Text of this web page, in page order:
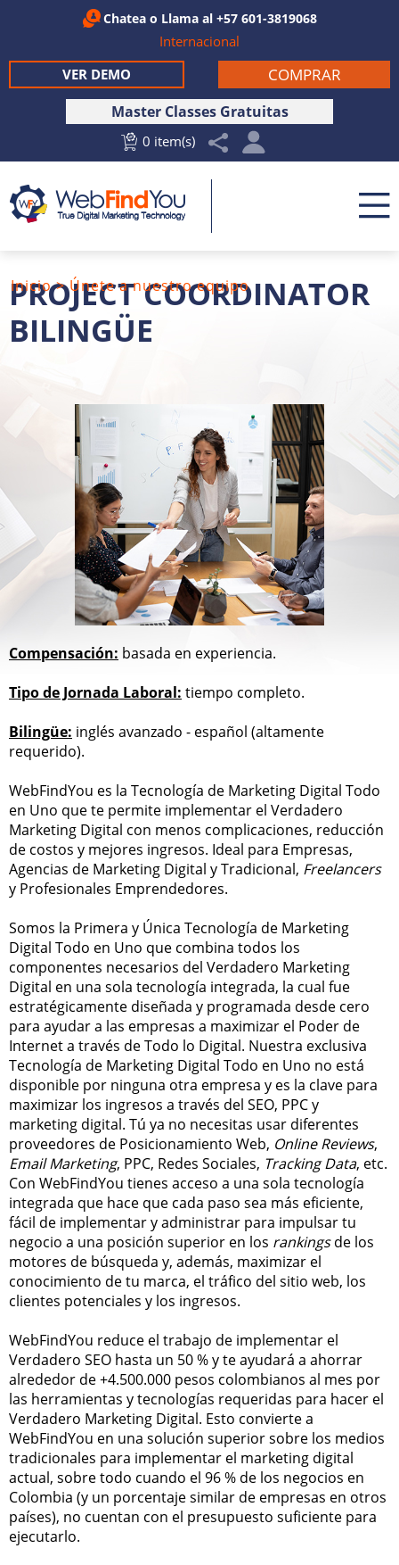
Chatea o Llama al +57 601-3819068
Internacional
Master Classes Gratuitas
0 item(s)
COMPRAR
VER DEMO
PROJECT COORDINATOR
BILINGÜE
Inicio>Únete a nuestro equipo
Compensación: basada en experiencia.
Tipo de Jornada Laboral: tiempo completo.
Bilingüe: inglés avanzado - español (altamente
requerido).
WebFindYou es la Tecnología de Marketing Digital Todo
en Uno que te permite implementar el Verdadero
Marketing Digital con menos complicaciones, reducción
de costos y mejores ingresos. Ideal para Empresas,
Agencias de Marketing Digital y Tradicional, Freelancers
y Profesionales Emprendedores.
Somos la Primera y Única Tecnología de Marketing
Digital Todo en Uno que combina todos los
componentes necesarios del Verdadero Marketing
Digital en una sola tecnología integrada, la cual fue
estratégicamente diseñada y programada desde cero
para ayudar a las empresas a maximizar el Poder de
Internet a través de Todo lo Digital. Nuestra exclusiva
Tecnología de Marketing Digital Todo en Uno no está
disponible por ninguna otra empresa y es la clave para
maximizar los ingresos a través del SEO, PPC y
marketing digital. Tú ya no necesitas usar diferentes
proveedores de Posicionamiento Web, Online Reviews,
Email Marketing, PPC, Redes Sociales, Tracking Data, etc.
Con WebFindYou tienes acceso a una sola tecnología
integrada que hace que cada paso sea más eficiente,
fácil de implementar y administrar para impulsar tu
negocio a una posición superior en los rankingsde los
motores de búsqueda y, además, maximizar el
conocimiento de tu marca, el tráfico del sitio web, los
clientes potenciales y los ingresos.
WebFindYou reduce el trabajo de implementar el
Verdadero SEO hasta un 50 % y te ayudará a ahorrar
alrededor de +4.500.000 pesos colombianos al mes por
las herramientas y tecnologías requeridas para hacer el
Verdadero Marketing Digital. Esto convierte a
WebFindYou en una solución superior sobre los medios
tradicionales para implementar el marketing digital
actual, sobre todo cuando el 96 % de los negocios en
Colombia (y un porcentaje similar de empresas en otros
países), no cuentan con el presupuesto suficiente para
ejecutarlo.